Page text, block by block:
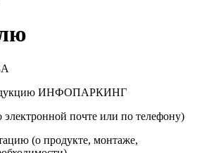
ИНФОПАРКИНГ
электронной почте или по телефону)
(о продукте, монтаже,